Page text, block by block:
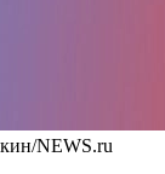
NEWS.ru